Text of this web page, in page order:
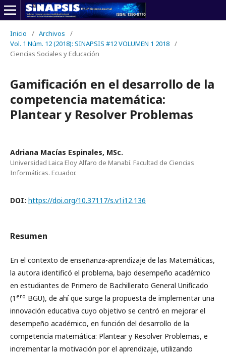
Inicio / Archivos
/
Vol. 1 Núm. 12 (2018): SINAPSIS #12 VOLUMEN 1 2018 /
Ciencias Sociales y Educación
Gamificación en el desarrollo de la
competencia matemática:
Plantear y Resolver Problemas
Adriana Macías Espinales, MSc.
Universidad Laica Eloy Alfaro de Manabí. Facultad de Ciencias
Informáticas. Ecuador.
DOI: https://doi.org/10.37117/s.v1i12.136
Resumen
En el contexto de enseñanza-aprendizaje de las Matemáticas,
la autora identificó el problema, bajo desempeño académico
en estudiantes de Primero de Bachillerato General Unificado
(1 ero BGU), de ahí que surge la propuesta de implementar una
innovación educativa cuyo objetivo se centró en mejorar el
desempeño académico, en función del desarrollo de la
competencia matemática: Plantear y Resolver Problemas, e
incrementar la motivación por el aprendizaje, utilizando